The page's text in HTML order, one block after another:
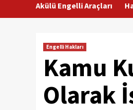
Akülü Engelli Araçları
Engelli Hakları
Kamu
Olarak